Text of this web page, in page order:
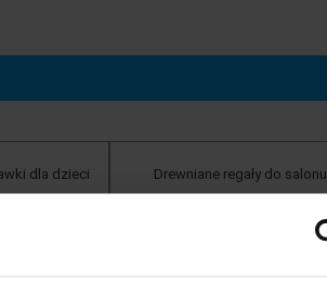
dla dzieci Drewniane regały do salonu